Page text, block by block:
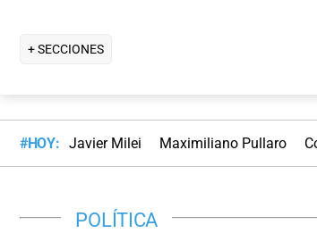
+ SECCIONES
#HOY: Javier Milei Maximiliano Pullaro
POLÍTICA